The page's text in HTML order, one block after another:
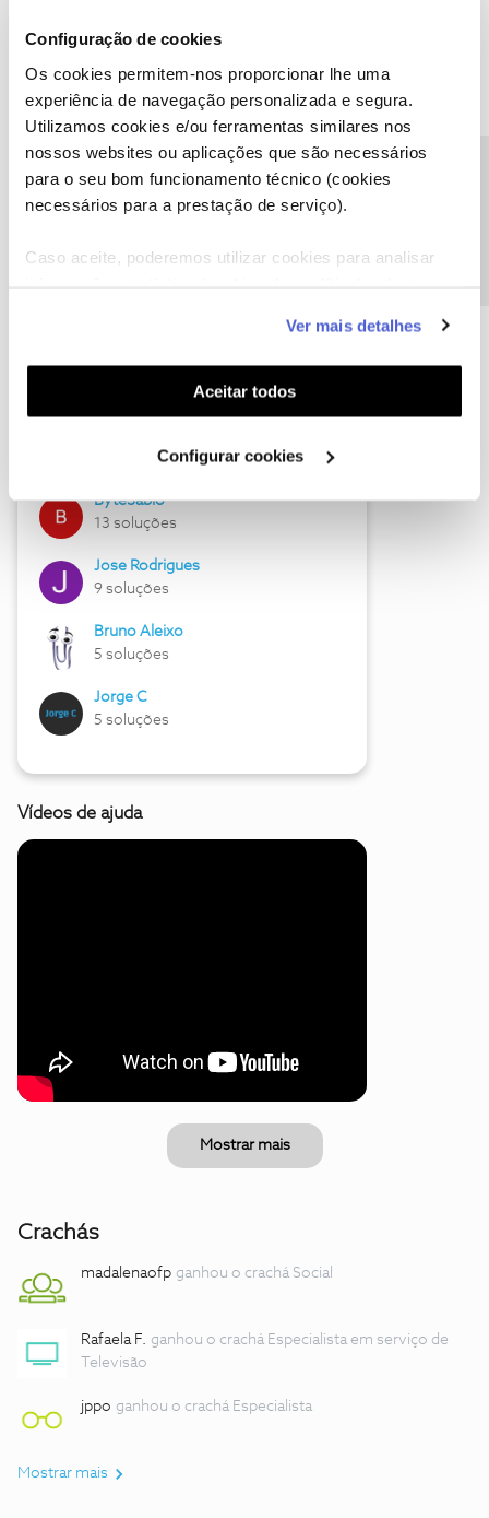
Configuração de cookies
Os cookies permitem-nos proporcionar lhe uma
experiência de navegação personalizada e segura.
Utilizamos cookies e/ou ferramentas similares nos
nossos websites ou aplicações que são necessários
para o seu bom funcionamento técnico (cookies
necessários para a prestação de serviço).
Caso aceite, poderemos utilizar cookies para analisar
funcionalidades (cookies de personalização e
funcionalidade) e adaptar anúncios aos seus interesses
(cookies de publicidade personalizada). Pode gerir a
utilização dos cookies clicando em "Configurar
Ver mais detalhes
Aceitar todos
Configurar cookies
Descubra as novidades de julho
Hall of Fame de julho
17 soluções
ByteSábio
13 soluções
Jose Rodrigues
9 soluções
Bruno Aleixo
5 soluções
Jorge C
5 soluções
Vídeos de ajuda
Mostrar mais
Crachás
madalenaofp ganhou o crachá Social
Rafaela F. ganhou o crachá Especialista em serviço de
Televisão
jppo ganhou o crachá Especialista
Mostrar mais